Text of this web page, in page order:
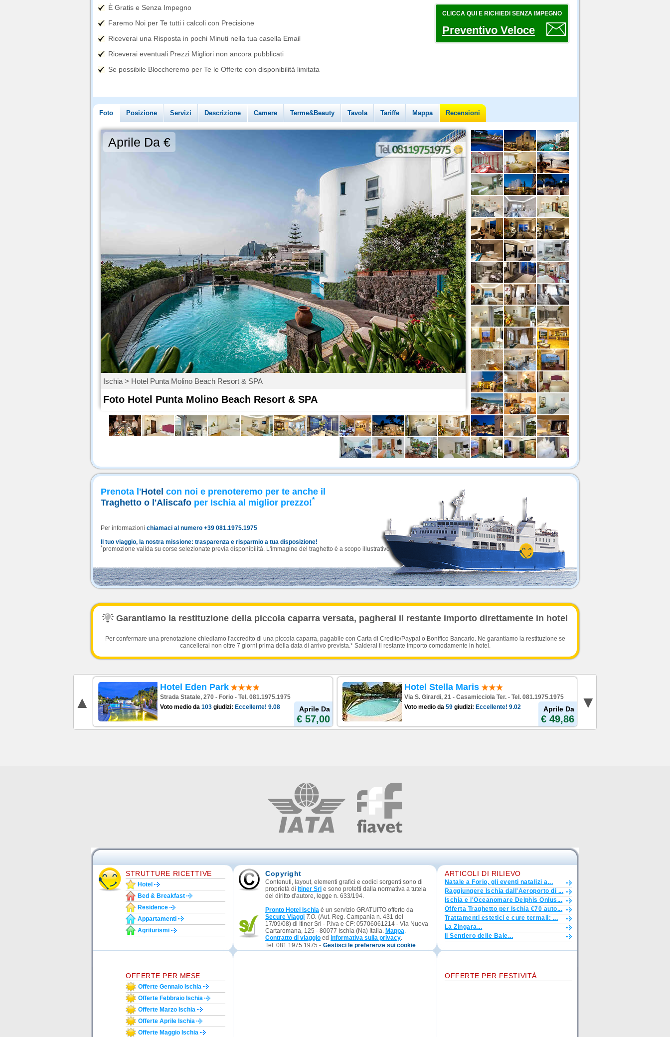
È Gratis e Senza Impegno
Faremo Noi per Te tutti i calcoli con Precisione
Riceverai una Risposta in pochi Minuti nella tua casella Email
Riceverai eventuali Prezzi Migliori non ancora pubblicati
Se possibile Bloccheremo per Te le Offerte con disponibilità limitata
CLICCA QUI E RICHIEDI SENZA IMPEGNO
Preventivo Veloce
Foto Posizione Servizi Descrizione Camere Terme&Beauty Tavola Tariffe Mappa Recensioni
Aprile Da €
Ischia > Hotel Punta Molino Beach Resort & SPA
Foto Hotel Punta Molino Beach Resort & SPA
Prenota l'Hotel con noi e prenoteremo per te anche il
Traghetto o l'Aliscafo per Ischia al miglior prezzo!*
Per informazioni chiamaci al numero +39 081.1975.1975
Il tuo viaggio, la nostra missione: trasparenza e risparmio a tua disposizione!
*promozione valida su corse selezionate previa disponibilità. L'immagine del traghetto è a scopo illustrativo.
Garantiamo la restituzione della piccola caparra versata, pagherai il restante importo direttamente in hotel
Per confermare una prenotazione chiediamo l'accredito di una piccola caparra, pagabile con Carta di Credito/Paypal o Bonifico Bancario. Ne garantiamo la restituzione se
cancellerai non oltre 7 giorni prima della data di arrivo prevista.* Salderai il restante importo comodamente in hotel.
Hotel Eden Park
Strada Statale, 270 - Forio - Tel. 081.1975.1975
Voto medio da 103 giudizi: Eccellente! 9.08 Aprile Da
€ 57,00
Hotel Stella Maris
Via S. Girardi, 21 - Casamicciola Ter. - Tel. 081.1975.1975
Voto medio da 59 giudizi: Eccellente! 9.02 Aprile Da
€ 49,86
STRUTTURE RICETTIVE
Hotel
Bed & Breakfast
Residence
Appartamenti
Agriturismi
Copyright
Contenuti, layout, elementi grafici e codici sorgenti sono di
proprietà di Itiner Srl e sono protetti dalla normativa a tutela
del diritto d'autore, legge n. 633/194.
Pronto Hotel Ischia è un servizio GRATUITO offerto da
Secure Viaggi T.O. (Aut. Reg. Campania n. 431 del
17/09/08) di Itiner Srl - P.Iva e CF: 05706061214 - Via Nuova
Cartaromana, 125 - 80077 Ischia (Na) Italia. Mappa.
Contratto di viaggio ed informativa sulla privacy.
Tel. 081.1975.1975 - Gestisci le preferenze sui cookie
ARTICOLI DI RILIEVO
Natale a Forio, gli eventi natalizi a...
Raggiungere Ischia dall'Aeroporto di ...
Ischia e l'Oceanomare Delphis Onlus...
Offerta Traghetto per Ischia €70 auto...
Trattamenti estetici e cure termali: ...
La Zingara...
Il Sentiero delle Baie...
OFFERTE PER MESE
Offerte Gennaio Ischia
Offerte Febbraio Ischia
Offerte Marzo Ischia
Offerte Aprile Ischia
Offerte Maggio Ischia
OFFERTE PER FESTIVITÀ